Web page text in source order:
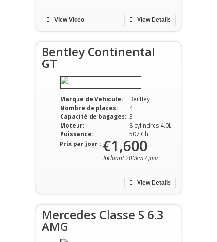
View Details
View Video
Bentley Continental
GT
Marque de Véhicule:
Bentley
Nombre de places:
4
Capacité de bagages: 3
Moteur:
8 cylindres 4.0L
Puissance:
507 Ch
View Details
Prix par jour : €1,600
Incluant 200km / jour
Mercedes Classe S 6.3
AMG